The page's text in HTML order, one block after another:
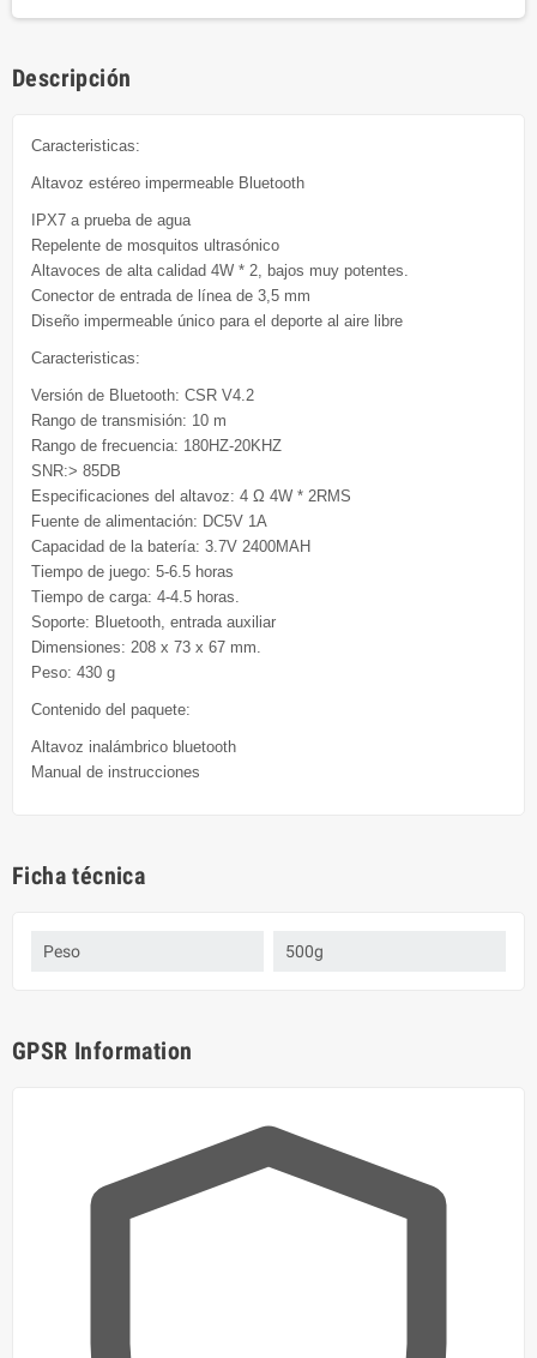
Descripción
Caracteristicas:
Altavoz estéreo impermeable Bluetooth
IPX7 a prueba de agua
Repelente de mosquitos ultrasónico
Altavoces de alta calidad 4W * 2, bajos muy potentes.
Conector de entrada de línea de 3,5 mm
Diseño impermeable único para el deporte al aire libre
Caracteristicas:
Versión de Bluetooth: CSR V4.2
Rango de transmisión: 10 m
Rango de frecuencia: 180HZ-20KHZ
SNR:> 85DB
Especificaciones del altavoz: 4 Ω 4W * 2RMS
Fuente de alimentación: DC5V 1A
Capacidad de la batería: 3.7V 2400MAH
Tiempo de juego: 5-6.5 horas
Tiempo de carga: 4-4.5 horas.
Soporte: Bluetooth, entrada auxiliar
Dimensiones: 208 x 73 x 67 mm.
Peso: 430 g
Contenido del paquete:
Altavoz inalámbrico bluetooth
Manual de instrucciones
Ficha técnica
Peso 500g
GPSR Information